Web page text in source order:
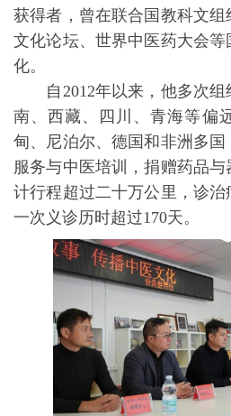
获得者，曾在联合国教科文
文化论坛、世界中医药大会
化。
自2012年以来，他多次组
南、西藏、四川、青海等偏
甸、尼泊尔、德国和非洲多
服务与中医培训，捐赠药品
计行程超过二十万公里，诊
一次义诊历时超过170天。